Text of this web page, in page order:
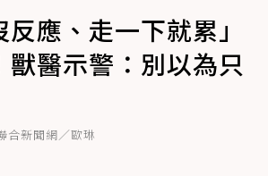
應、走一下就累」
獸醫示警：別以為只
合新聞網／歐琳